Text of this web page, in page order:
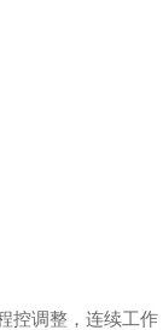
字程控调整，连